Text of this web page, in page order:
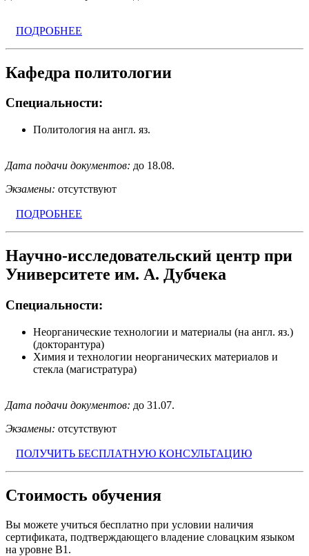
ПОДРОБНЕЕ
Кафедра политологии
Специальности:
Политология на англ. яз.
Дата подачи документов: до 18.08.
Экзамены: отсутствуют
ПОДРОБНЕЕ
Научно-исследовательский центр при
Университете им. А. Дубчека
Специальности:
Неорганические технологии и материалы (на англ. яз.)
(докторантура)
Химия и технологии неорганических материалов и
стекла (магистратура)
Дата подачи документов: до 31.07.
Экзамены: отсутствуют
ПОЛУЧИТЬ БЕСПЛАТНУЮ КОНСУЛЬТАЦИЮ
Стоимость обучения
Вы можете учиться бесплатно при условии наличия
сертификата, подтверждающего владение словацким языком
на уровне В1.